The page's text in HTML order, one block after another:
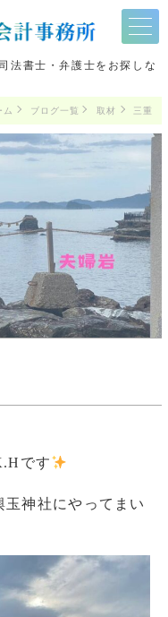
法書士・弁護士をお探しな
ム ブログ一覧 取材 三重
です
神社にやってまい